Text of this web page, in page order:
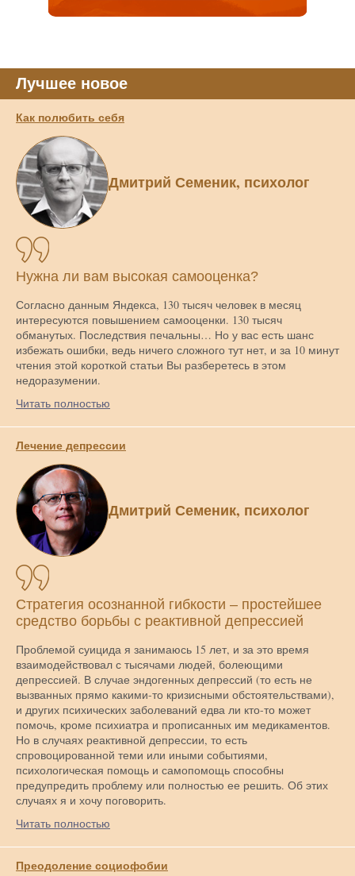
Лучшее новое
Как полюбить себя
Дмитрий Семеник, психолог
Нужна ли вам высокая самооценка?
Согласно данным Яндекса, 130 тысяч человек в месяц
интересуются повышением самооценки. 130 тысяч
обманутых. Последствия печальны… Но у вас есть шанс
избежать ошибки, ведь ничего сложного тут нет, и за 10 минут
чтения этой короткой статьи Вы разберетесь в этом
недоразумении.
Читать полностью
Лечение депрессии
Дмитрий Семеник, психолог
Стратегия осознанной гибкости – простейшее
средство борьбы с реактивной депрессией
Проблемой суицида я занимаюсь 15 лет, и за это время
взаимодействовал с тысячами людей, болеющими
депрессией. В случае эндогенных депрессий (то есть не
вызванных прямо какими-то кризисными обстоятельствами),
и других психических заболеваний едва ли кто-то может
помочь, кроме психиатра и прописанных им медикаментов.
Но в случаях реактивной депрессии, то есть
спровоцированной теми или иными событиями,
психологическая помощь и самопомощь способны
предупредить проблему или полностью ее решить. Об этих
случаях я и хочу поговорить.
Читать полностью
Преодоление социофобии